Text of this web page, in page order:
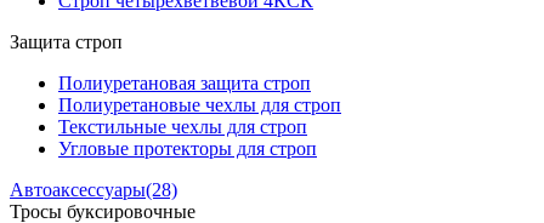
Защита строп
Полиуретановая защита строп
Полиуретановые чехлы для строп
Текстильные чехлы для строп
Угловые протекторы для строп
Автоаксессуары(28)
Тросы буксировочные